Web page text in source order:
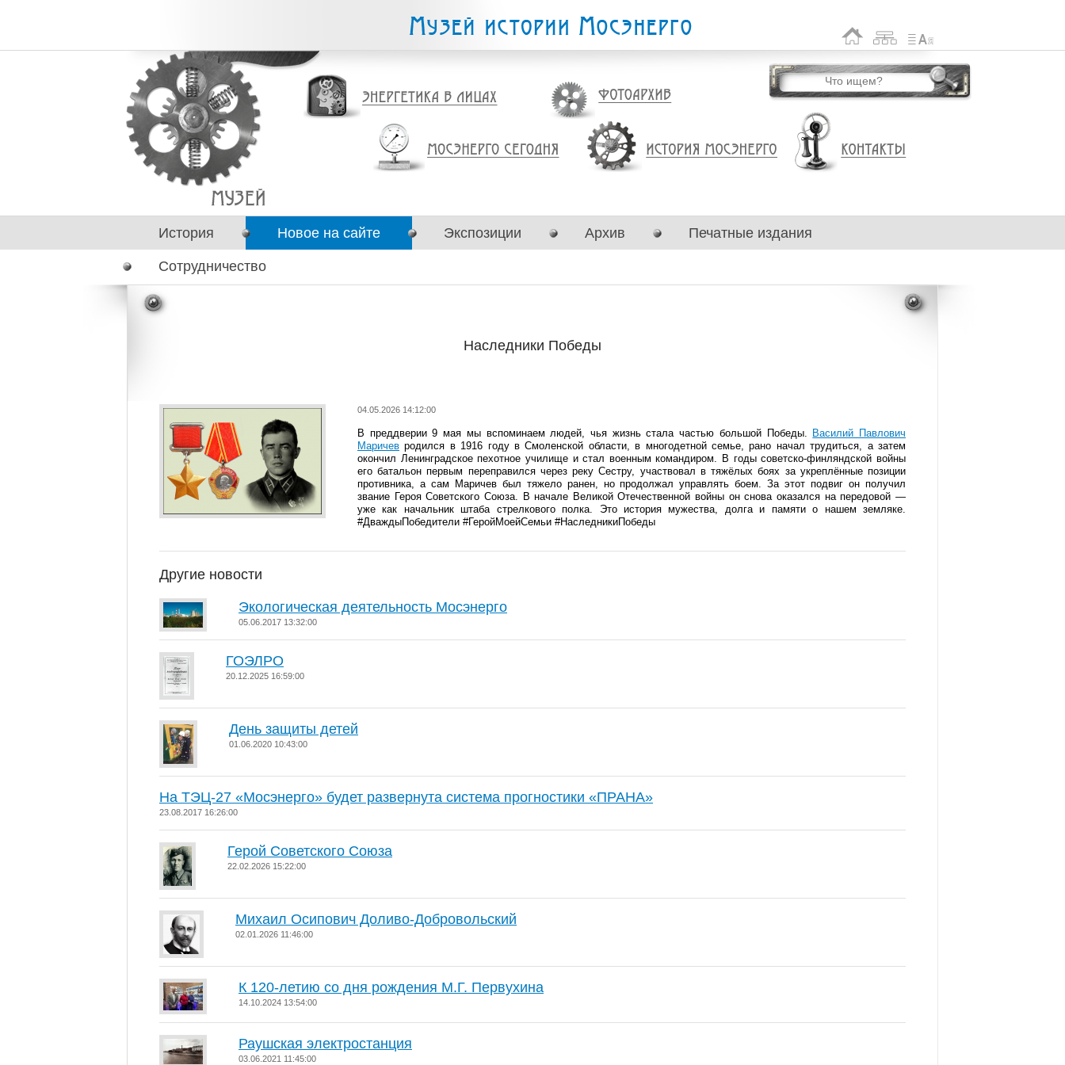
История Новое на сайте Экспозиции Архив Печатные издания
Сотрудничество
Наследники Победы
04.05.2026 14:12:00
В преддверии 9 мая мы вспоминаем людей, чья жизнь стала частью большой Победы. Василий Павлович
Маричев родился в 1916 году в Смоленской области, в многодетной семье, рано начал трудиться, а затем
окончил Ленинградское пехотное училище и стал военным командиром. В годы советско-финляндской войны
его батальон первым переправился через реку Сестру, участвовал в тяжёлых боях за укреплённые позиции
противника, а сам Маричев был тяжело ранен, но продолжал управлять боем. За этот подвиг он получил
звание Героя Советского Союза. В начале Великой Отечественной войны он снова оказался на передовой —
уже как начальник штаба стрелкового полка. Это история мужества, долга и памяти о нашем земляке.
#ДваждыПобедители #ГеройМоейСемьи #НаследникиПобеды
Другие новости
Экологическая деятельность Мосэнерго
05.06.2017 13:32:00
ГОЭЛРО
20.12.2025 16:59:00
День защиты детей
01.06.2020 10:43:00
На ТЭЦ-27 «Мосэнерго» будет развернута система прогностики «ПРАНА»
23.08.2017 16:26:00
Герой Советского Союза
22.02.2026 15:22:00
Михаил Осипович Доливо-Добровольский
02.01.2026 11:46:00
К 120-летию со дня рождения М.Г. Первухина
14.10.2024 13:54:00
Раушская электростанция
03.06.2021 11:45:00